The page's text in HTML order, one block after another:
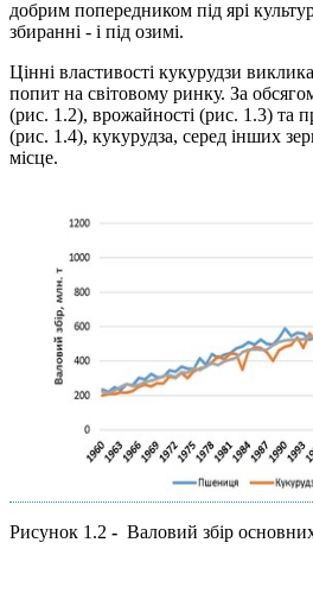
добрим попередником під ярі
збиран­ні - і під озимі.
Цінні властивості кукурудзи
попит на світовому ринку. За
(рис. 1.2), врожайності (рис. 1.3) та
(рис. 1.4), кукурудза, серед інших
місце.
Рисунок 1.2 - Валовий збір